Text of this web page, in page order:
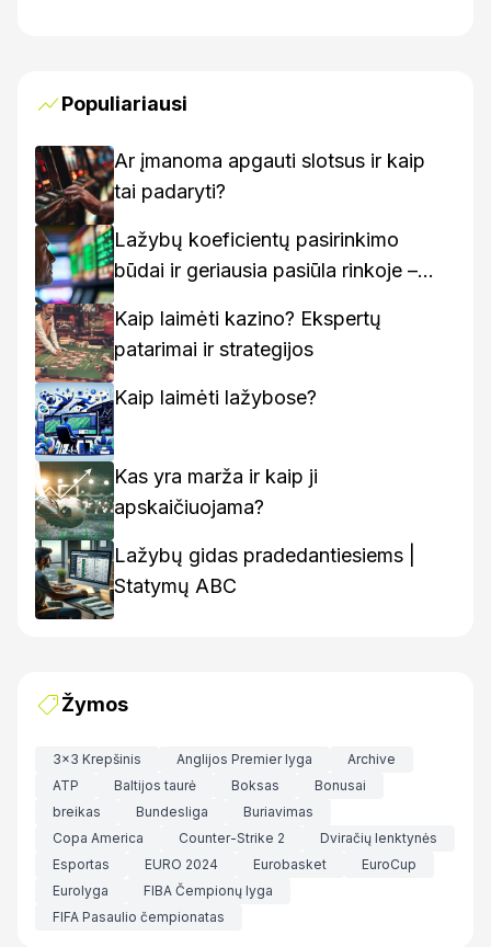
Populiariausi
Ar įmanoma apgauti slotsus ir kaip
tai padaryti?
Lažybų koeficientų pasirinkimo
būdai ir geriausia pasiūla rinkoje –
Kaip laimėti kazino? Ekspertų
patarimai ir strategijos
Kaip laimėti lažybose?
Kas yra marža ir kaip ji
apskaičiuojama?
Lažybų gidas pradedantiesiems |
Statymų ABC
Žymos
3x3 Krepšinis Anglijos Premier lyga
Archive
ATP
Baltijos taurė Boksas
Bonusai
breikas
Bundesliga
Buriavimas
Copa America
Counter-Strike 2
Dviračių lenktynės
Esportas
EURO 2024 Eurobasket
EuroCup
Eurolyga
FIBA Čempionų lyga
FIFA Pasaulio čempionatas